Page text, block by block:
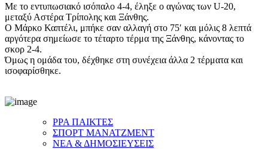
Με το εντυπωσιακό ισόπαλο 4-4, έληξε ο αγώνας των U-20,
μεταξύ Αστέρα Τρίπολης και Ξάνθης.
Ο Μάρκο Καπτέλι, μπήκε σαν αλλαγή στο 75′ και μόλις 8 λεπτά
αργότερα σημείωσε το τέταρτο τέρμα της Ξάνθης, κάνοντας το
σκορ 2-4.
Όμως η ομάδα του, δέχθηκε στη συνέχεια άλλα 2 τέρματα και
ισοφαρίσθηκε.
ΡΡΑ ΠΑΙΚΤΕΣ
ΣΠΟΡΤ ΜΑΝΑΤΖΜΕΝΤ
ΝΕΑ & ΔΗΜΟΣΙΕΥΣΕΙΣ